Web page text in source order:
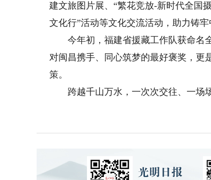
建文旅图片展、“繁花竞放-新时代全国
文化行”活动等文化交流活动，助力铸牢
今年初，福建省援藏工作队获命名
对闽昌携手、同心筑梦的最好褒奖，更
策。
跨越千山万水，一次次交往、一场场